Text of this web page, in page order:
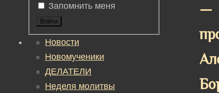
—
Запомнить меня
Войти
Новости
Новомученики
ДЕЛАТЕЛИ
Неделя молитвы